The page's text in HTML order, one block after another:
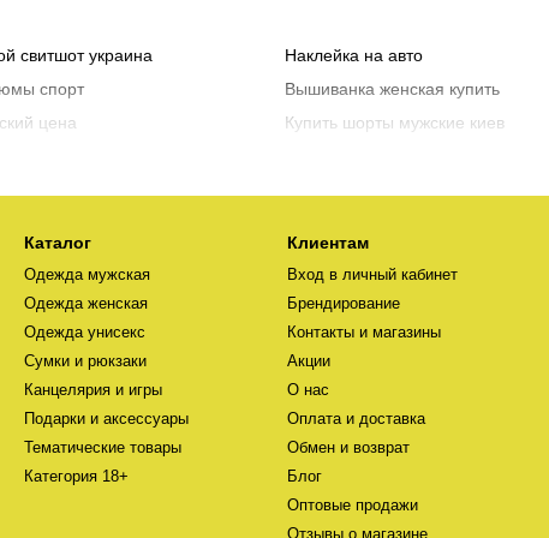
свитшот украина Наклейка на авто
спорт Вышиванка женская купить
цена Купить шорты мужские киев
костюм купить Наручные часы киев
Каталог
Одежда мужская
Одежда женская
Одежда унисекс
Сумки и рюкзаки
Канцелярия и игры
Подарки и аксессуары
Тематические товары
Категория 18+
Клиентам
Вход в личный кабинет
Брендирование
Контакты и магазины
Акции
О нас
Оплата и доставка
Обмен и возврат
Блог
Оптовые продажи
Отзывы о магазине